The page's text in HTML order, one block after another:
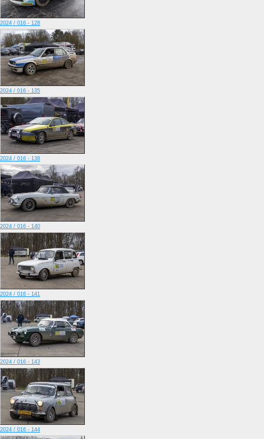
2024 / 016 - 128
2024 / 016 - 135
2024 / 016 - 138
2024 / 016 - 140
2024 / 016 - 141
2024 / 016 - 143
2024 / 016 - 144